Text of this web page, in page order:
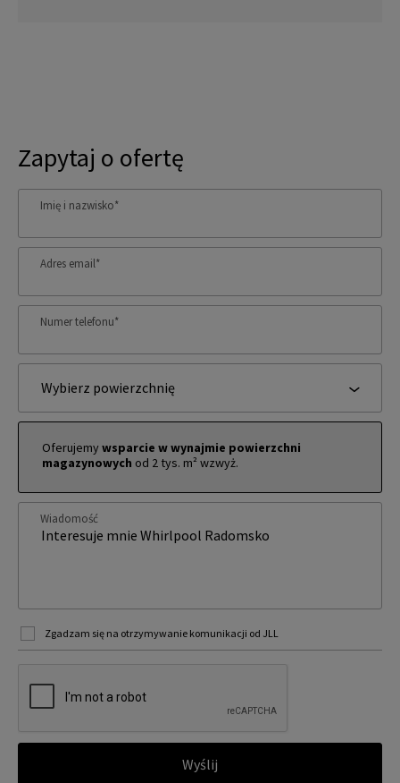
Zapytaj o ofertę
Imię i nazwisko*
Adres email*
Numer telefonu*
Wybierz powierzchnię
Oferujemywsparcie w wynajmie powierzchni
magazynowych od 2 tys. m² wzwyż.
Wiadomość
Zgadzam się na otrzymywanie komunikacji od JLL
Wyślij